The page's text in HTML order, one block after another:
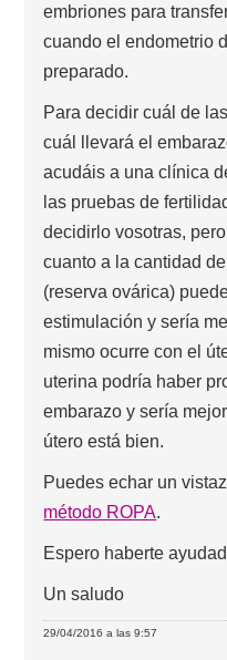
embriones para
cuando el endometrio
preparado.
Para decidir cuál de
cuál llevará el
acudáis a una clínica
las pruebas de
decidirlo vosotras,
cuanto a la cantidad
(reserva ovárica)
estimulación y sería
mismo ocurre con el
uterina podría haber
embarazo y sería
útero está bien.
Puedes echar un
método ROPA.
Espero haberte
Un saludo
29/04/2016 a las 9:57